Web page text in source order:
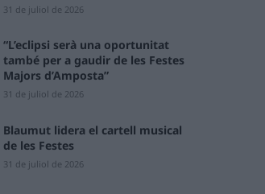
31 de juliol de 2026
“L’eclipsi serà una oportunitat
també per a gaudir de les Festes
Majors d’Amposta”
31 de juliol de 2026
Blaumut lidera el cartell musical
de les Festes
31 de juliol de 2026